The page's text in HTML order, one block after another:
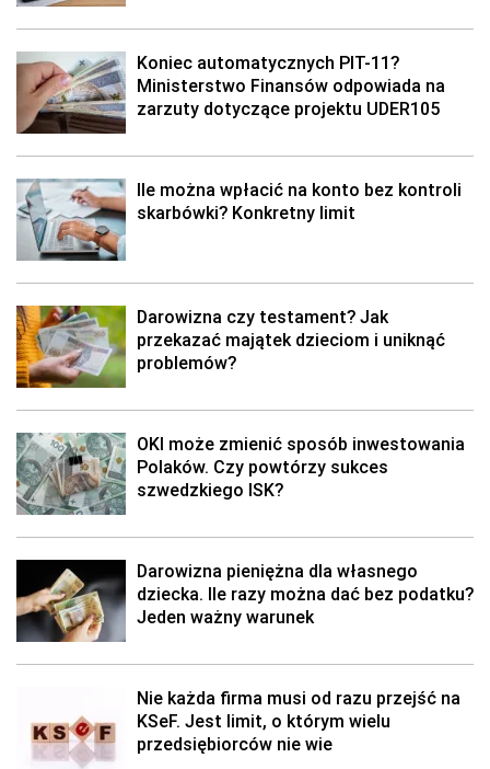
Koniec automatycznych PIT-11?
Ministerstwo Finansów odpowiada na
zarzuty dotyczące projektu UDER105
Ile można wpłacić na konto bez kontroli
skarbówki? Konkretny limit
Darowizna czy testament? Jak
przekazać majątek dzieciom i uniknąć
problemów?
OKI może zmienić sposób inwestowania
Polaków. Czy powtórzy sukces
szwedzkiego ISK?
Darowizna pieniężna dla własnego
dziecka. Ile razy można dać bez podatku?
Jeden ważny warunek
Nie każda firma musi od razu przejść na
KSeF. Jest limit, o którym wielu
przedsiębiorców nie wie